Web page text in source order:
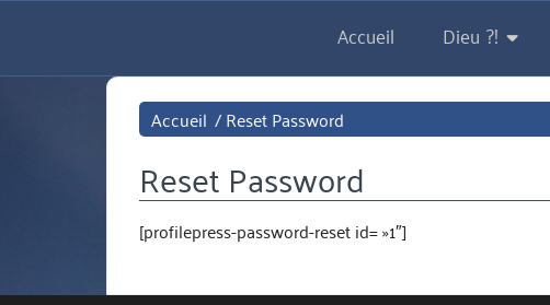
au
Accueil Dieu ?!
Accueil /Reset Password
Reset Password
[profilepress-password-reset id= »1″]